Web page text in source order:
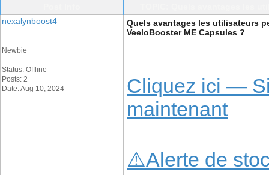
nexalynboost4
Newbie
Status: Offline
Posts: 2
Date: Aug 10, 2024
Quels avantages les utilisateurs
VeeloBooster ME Capsules ?
Cliquez ici —
maintenant
⚠️Alerte de